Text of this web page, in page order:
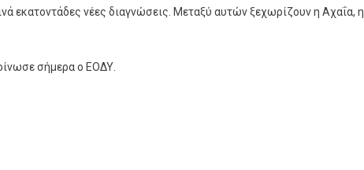
εκατοντάδες νέες διαγνώσεις. Μεταξύ αυτών ξεχωρίζουν η Αχαΐα, η
σήμερα ο ΕΟΔΥ.